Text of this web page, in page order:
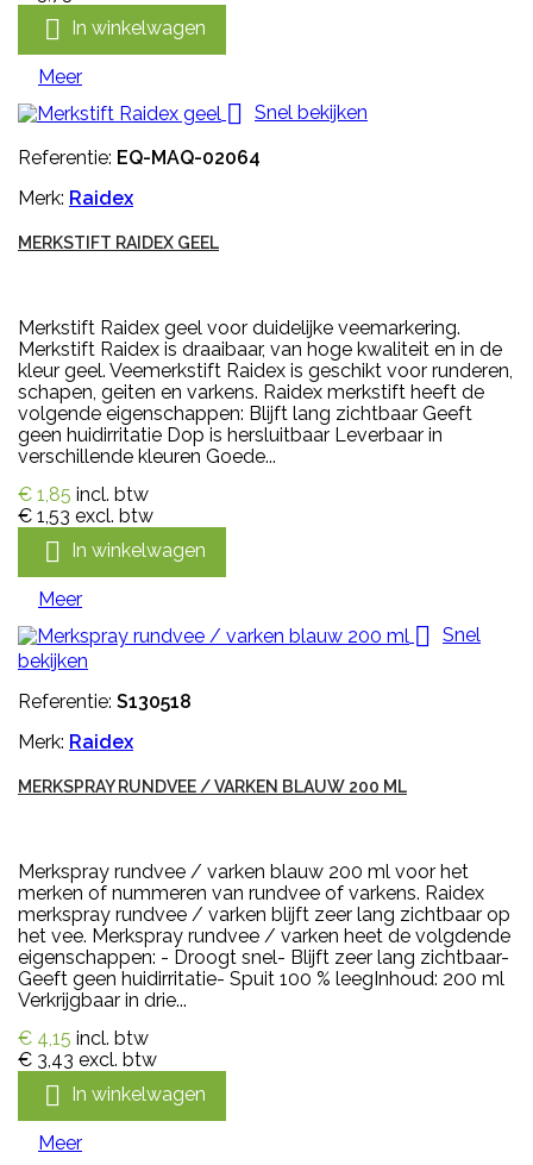
 In winkelwagen
Meer
 Snel bekijken
Referentie: EQ-MAQ-02064
Merk: Raidex
MERKSTIFT RAIDEX GEEL
Merkstift Raidex geel voor duidelijke veemarkering.
Merkstift Raidex is draaibaar, van hoge kwaliteit en in de
kleur geel. Veemerkstift Raidex is geschikt voor runderen,
schapen, geiten en varkens. Raidex merkstift heeft de
volgende eigenschappen: Blijft lang zichtbaar Geeft
geen huidirritatie Dop is hersluitbaar Leverbaar in
verschillende kleuren Goede...
€ 1,85 incl. btw
€ 1,53 excl. btw
 In winkelwagen
Meer
 Snel
bekijken
Referentie: S130518
Merk: Raidex
MERKSPRAY RUNDVEE / VARKEN BLAUW 200 ML
Merkspray rundvee / varken blauw 200 ml voor het
merken of nummeren van rundvee of varkens. Raidex
merkspray rundvee / varken blijft zeer lang zichtbaar op
het vee. Merkspray rundvee / varken heet de volgdende
eigenschappen: - Droogt snel- Blijft zeer lang zichtbaar-
Geeft geen huidirritatie- Spuit 100 % leegInhoud: 200 ml
Verkrijgbaar in drie...
€ 4,15 incl. btw
€ 3,43 excl. btw
 In winkelwagen
Meer